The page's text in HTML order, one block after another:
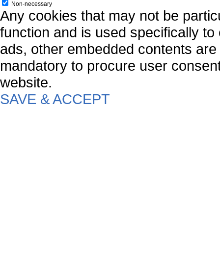
Non-necessary
Any cookies that may not be
function and is used specifically
ads, other embedded contents
mandatory to procure user
website.
SAVE & ACCEPT